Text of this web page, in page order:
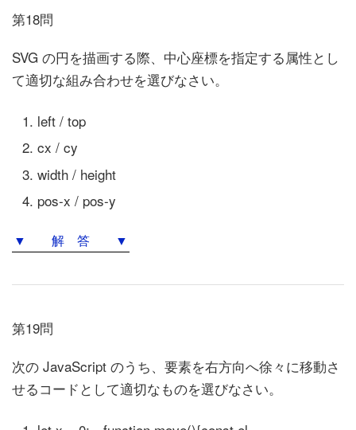
第18問
SVG の円を描画する際、中心座標を指定する属性とし
て適切な組み合わせを選びなさい。
left / top
cx / cy
width / height
pos-x / pos-y
▼ 解 答 ▼
第19問
次の JavaScript のうち、要素を右方向へ徐々に移動さ
せるコードとして適切なものを選びなさい。